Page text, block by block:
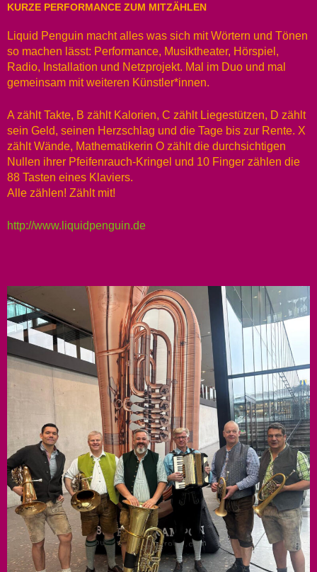
KURZE PERFORMANCE ZUM MITZÄHLEN
Liquid Penguin macht alles was sich mit Wörtern und Tönen
so machen lässt: Performance, Musiktheater, Hörspiel,
Radio, Installation und Netzprojekt. Mal im Duo und mal
gemeinsam mit weiteren Künstler*innen.
A zählt Takte, B zählt Kalorien, C zählt Liegestützen, D zählt
sein Geld, seinen Herzschlag und die Tage bis zur Rente. X
zählt Wände, Mathematikerin O zählt die durchsichtigen
Nullen ihrer Pfeifenrauch-Kringel und 10 Finger zählen die
88 Tasten eines Klaviers.
Alle zählen! Zählt mit!
http://www.liquidpenguin.de